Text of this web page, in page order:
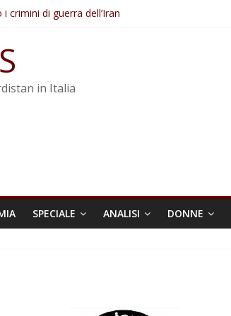
crimini di guerra dell’Iran
Abdullah Öcalan e l’intero movimento
sotto minaccia
ostacolerebbe l’attuazione della legge
in Italia
SPECIALE ANALISI DONNE